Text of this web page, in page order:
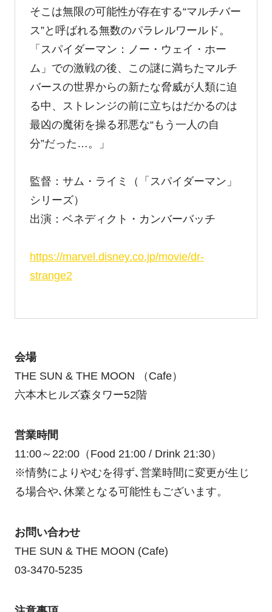
そこは無限の可能性が存在する“マルチバー
ス”と呼ばれる無数のパラレルワールド。
「スパイダーマン：ノー・ウェイ・ホー
ム」での激戦の後、この謎に満ちたマルチ
バースの世界からの新たな脅威が人類に迫
る中、ストレンジの前に立ちはだかるのは
最凶の魔術を操る邪悪な“もう一人の自
分”だった…。」
監督：サム・ライミ（「スパイダーマン」
シリーズ）
出演：ベネディクト・カンバーバッチ
https://marvel.disney.co.jp/movie/dr-
strange2
会場
THE SUN & THE MOON （Cafe）
六本木ヒルズ森タワー52階
営業時間
11:00～22:00（Food 21:00 / Drink 21:30）
※情勢によりやむを得ず､営業時間に変更が⽣じ
る場合や､休業となる可能性もございます。
お問い合わせ
THE SUN & THE MOON (Cafe)
03-3470-5235